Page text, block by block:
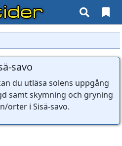
savo
du utläsa solens uppgång
samt skymning och gryning
orter i Sisä-savo.